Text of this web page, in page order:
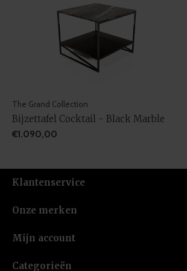
The Grand Collection
Bijzettafel Cocktail - Black Marble
€1.090,00
Klantenservice
Onze merken
Mijn account
Categorieën